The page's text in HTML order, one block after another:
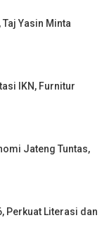
Yasin Minta
IKN, Furnitur
Jateng Tuntas,
Perkuat Literasi dan